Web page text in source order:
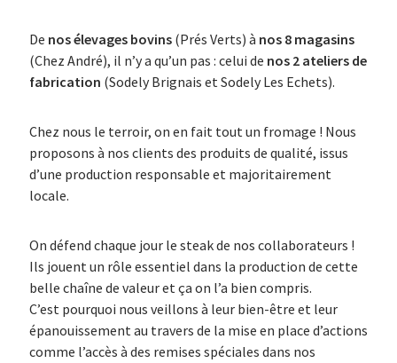
De nos élevages bovins(Prés Verts) à nos 8 magasins
(Chez André), il n’y a qu’un pas : celui de nos 2 ateliers de
fabrication (Sodely Brignais et Sodely Les Echets).
Chez nous le terroir, on en fait tout un fromage ! Nous
proposons à nos clients des produits de qualité, issus
d’une production responsable et majoritairement
locale.
On défend chaque jour le steak de nos collaborateurs !
Ils jouent un rôle essentiel dans la production de cette
belle chaîne de valeur et ça on l’a bien compris.
C’est pourquoi nous veillons à leur bien-être et leur
épanouissement au travers de la mise en place d’actions
comme l’accès à des remises spéciales dans nos